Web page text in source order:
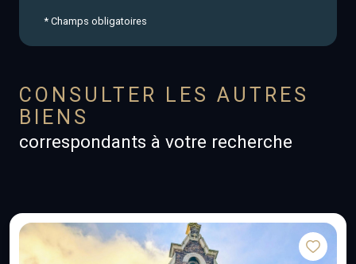
* Champs obligatoires
CONSULTER LES AUTRES
BIENS
correspondants à votre recherche